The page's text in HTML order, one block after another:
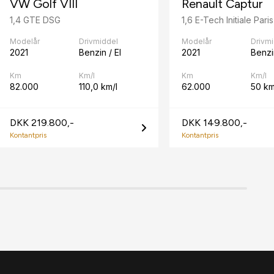
VW Golf VIII
1,4 GTE DSG
Modelår
2021
Drivmiddel
Benzin / El
Km
82.000
Km/l
110,0 km/l
DKK 219.800,-
Kontantpris
Renault Captur
1,6 E-Tech Initiale Paris
Modelår
2021
Km
62.000
Km/l
50
DKK 149.800,-
Kontantpris